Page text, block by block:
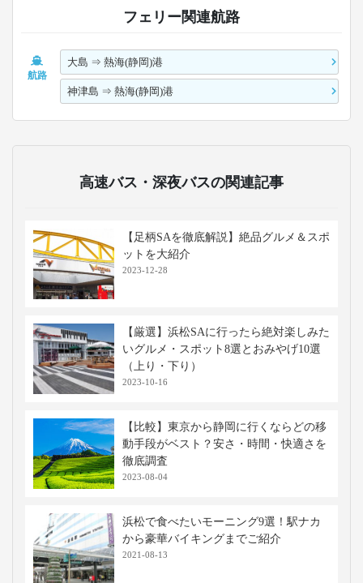
フェリー関連航路
航路
大島 ⇒熱海(静岡)港
神津島 ⇒熱海(静岡)港
高速バス・深夜バスの関連記事
【足柄SAを徹底解説】絶品グルメ＆スポ
ットを大紹介
2023-12-28
【厳選】浜松SAに行ったら絶対楽しみた
いグルメ・スポット8選とおみやげ10選
（上り・下り）
2023-10-16
【比較】東京から静岡に行くならどの移
動手段がベスト？安さ・時間・快適さを
徹底調査
2023-08-04
浜松で食べたいモーニング9選！駅ナカ
から豪華バイキングまでご紹介
2021-08-13